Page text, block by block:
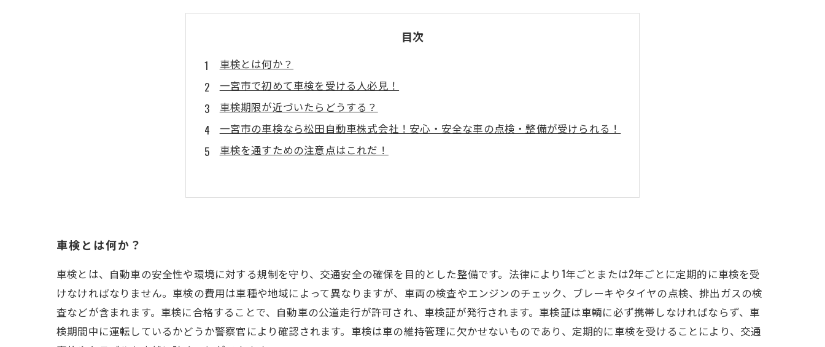
目次
車検とは何か？
一宮市で初めて車検を受ける人必見！
車検期限が近づいたらどうする？
一宮市の車検なら松田自動車株式会社！安心・安全な車の点検・整備が受けられる！
車検を通すための注意点はこれだ！
車検とは何か？
車検とは、自動車の安全性や環境に対する規制を守り、交通安全の確保を目的とした整備です。法律により1年ごとまたは2年ごとに定期的に車検を受
けなければなりません。車検の費用は車種や地域によって異なりますが、車両の検査やエンジンのチェック、ブレーキやタイヤの点検、排出ガスの検
査などが含まれます。車検に合格することで、自動車の公道走行が許可され、車検証が発行されます。車検証は車輌に必ず携帯しなければならず、車
検期間中に運転しているかどうか警察官により確認されます。車検は車の維持管理に欠かせないものであり、定期的に車検を受けることにより、交通